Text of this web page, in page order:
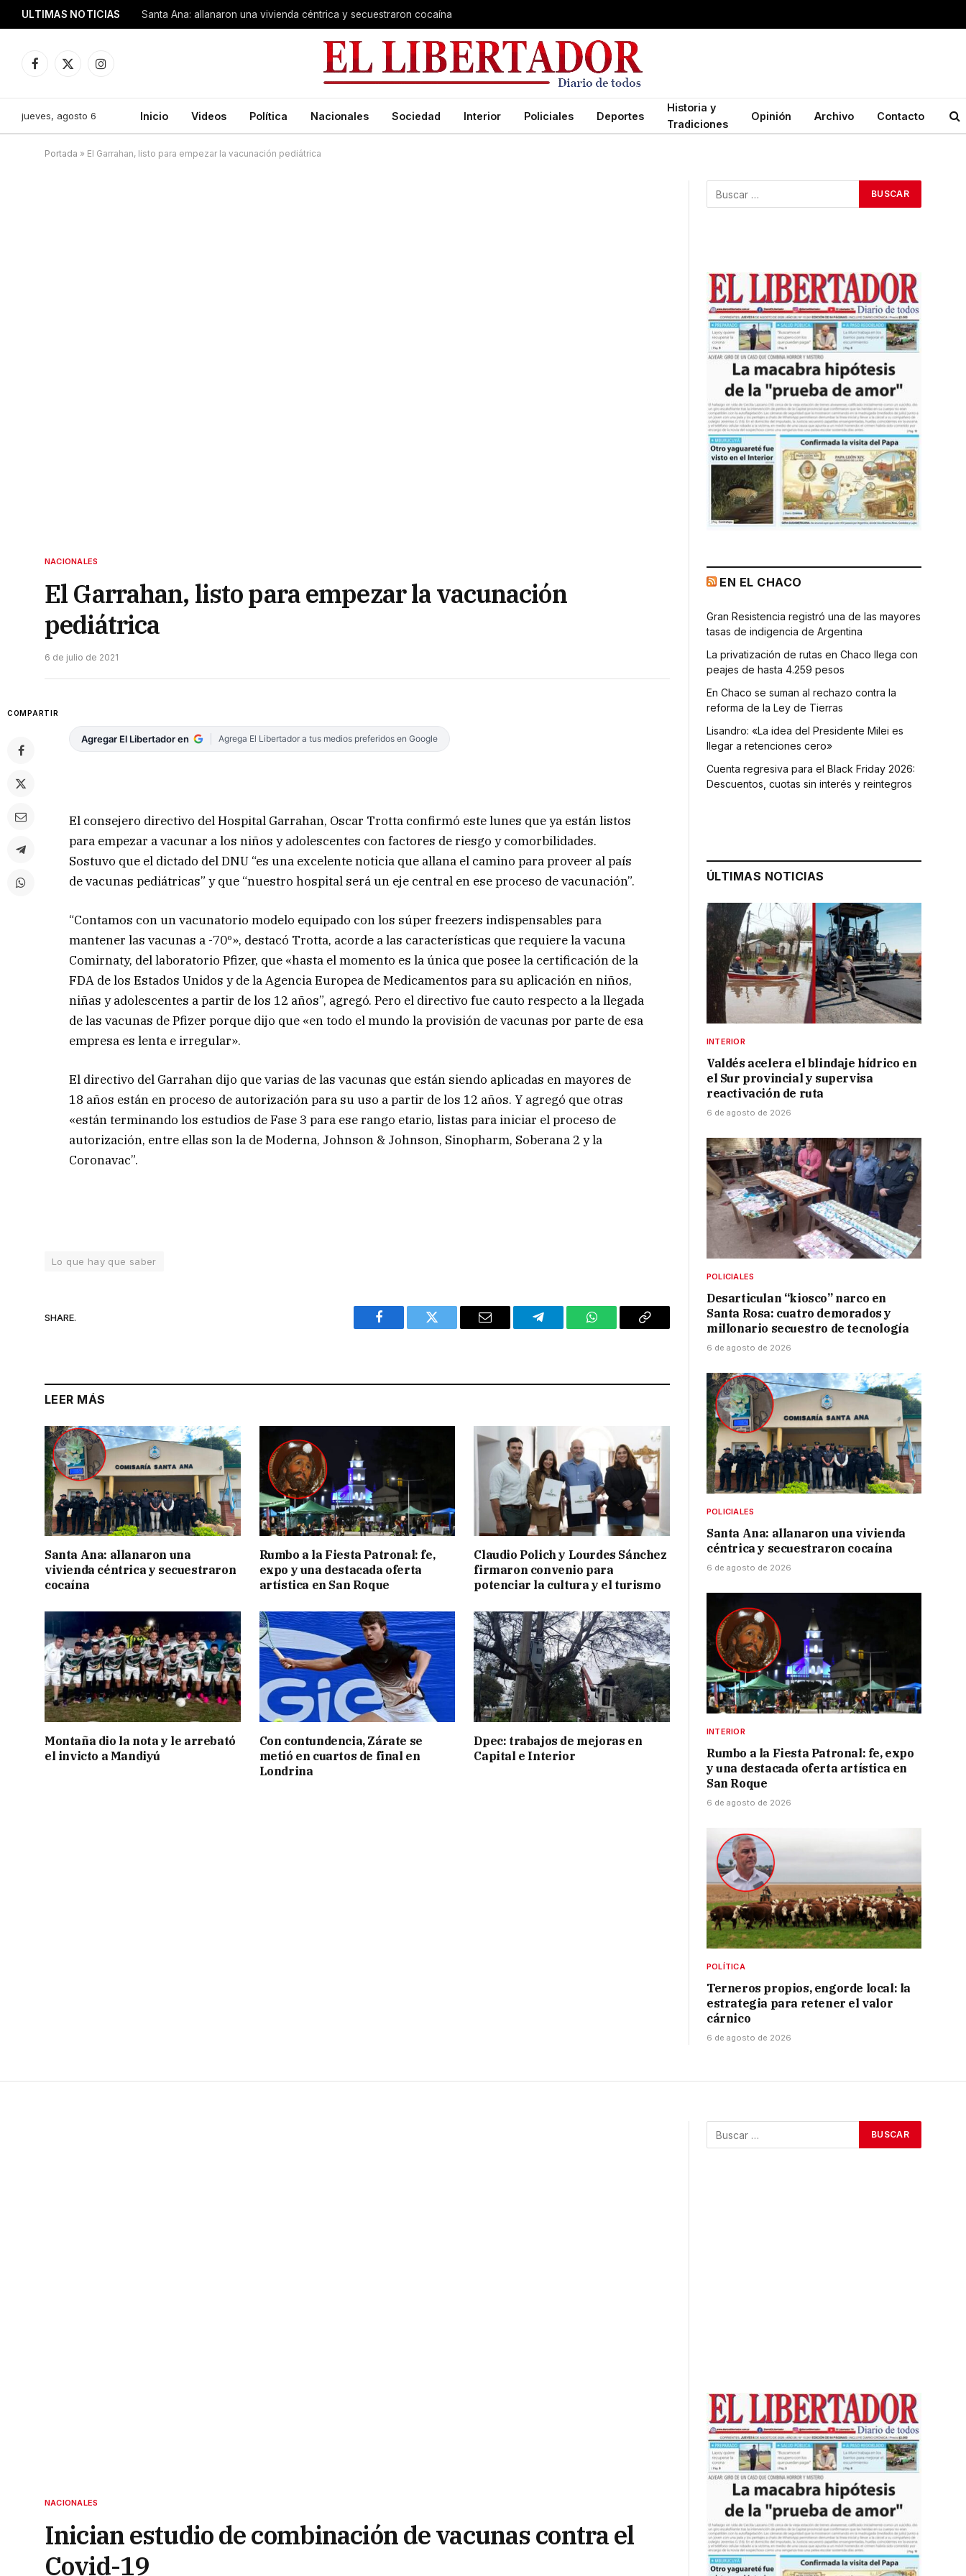
ULTIMAS NOTICIAS Santa Ana: allanaron una vivienda céntrica y secuestraron cocaína
Facebook
X
Instagram
jueves, agosto 6 Inicio Videos Política Nacionales Sociedad Interior Policiales Deportes
Historia y
Tradiciones
Opinión Archivo Contacto
Portada » El Garrahan, listo para empezar la vacunación pediátrica
NACIONALES
El Garrahan, listo para empezar la vacunación
pediátrica
6 de julio de 2021
COMPARTIR
Agregar El Libertador en Agrega El Libertador a tus medios preferidos en Google
El consejero directivo del Hospital Garrahan, Oscar Trotta confirmó este lunes que ya están listos
para empezar a vacunar a los niños y adolescentes con factores de riesgo y comorbilidades.
Sostuvo que el dictado del DNU “es una excelente noticia que allana el camino para proveer al país
de vacunas pediátricas” y que “nuestro hospital será un eje central en ese proceso de vacunación”.
“Contamos con un vacunatorio modelo equipado con los súper freezers indispensables para
mantener las vacunas a -70º», destacó Trotta, acorde a las características que requiere la vacuna
Comirnaty, del laboratorio Pfizer, que «hasta el momento es la única que posee la certificación de la
FDA de los Estados Unidos y de la Agencia Europea de Medicamentos para su aplicación en niños,
niñas y adolescentes a partir de los 12 años”, agregó. Pero el directivo fue cauto respecto a la llegada
de las vacunas de Pfizer porque dijo que «en todo el mundo la provisión de vacunas por parte de esa
empresa es lenta e irregular».
El directivo del Garrahan dijo que varias de las vacunas que están siendo aplicadas en mayores de
18 años están en proceso de autorización para su uso a partir de los 12 años. Y agregó que otras
«están terminando los estudios de Fase 3 para ese rango etario, listas para iniciar el proceso de
autorización, entre ellas son la de Moderna, Johnson & Johnson, Sinopharm, Soberana 2 y la
Coronavac”.
Lo que hay que saber
SHARE.
Facebook Twitter Email Telegram WhatsAppCopy
LEER MÁS
Santa Ana: allanaron una
vivienda céntrica y secuestraron
cocaína
Rumbo a la Fiesta Patronal: fe,
expo y una destacada oferta
artística en San Roque
Claudio Polich y Lourdes Sánchez
firmaron convenio para
potenciar la cultura y el turismo
Montaña dio la nota y le arrebató
el invicto a Mandiyú
Con contundencia, Zárate se
metió en cuartos de final en
Londrina
Dpec: trabajos de mejoras en
Capital e Interior
EN EL CHACO
Gran Resistencia registró una de las mayores
tasas de indigencia de Argentina
La privatización de rutas en Chaco llega con
peajes de hasta 4.259 pesos
En Chaco se suman al rechazo contra la
reforma de la Ley de Tierras
Lisandro: «La idea del Presidente Milei es
llegar a retenciones cero»
Cuenta regresiva para el Black Friday 2026:
Descuentos, cuotas sin interés y reintegros
ÚLTIMAS NOTICIAS
INTERIOR
Valdés acelera el blindaje hídrico en
el Sur provincial y supervisa
reactivación de ruta
6 de agosto de 2026
POLICIALES
Desarticulan “kiosco” narco en
Santa Rosa: cuatro demorados y
millonario secuestro de tecnología
6 de agosto de 2026
POLICIALES
Santa Ana: allanaron una vivienda
céntrica y secuestraron cocaína
6 de agosto de 2026
INTERIOR
Rumbo a la Fiesta Patronal: fe, expo
y una destacada oferta artística en
San Roque
6 de agosto de 2026
POLÍTICA
Terneros propios, engorde local: la
estrategia para retener el valor
cárnico
6 de agosto de 2026
NACIONALES
Inician estudio de combinación de vacunas contra el
Covid-19